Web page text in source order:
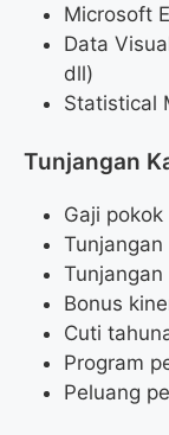
Microsoft
Data
dll)
Statistical
Tunjangan
Gaji
Tunjangan
Bonus
Cuti
Program
Peluang